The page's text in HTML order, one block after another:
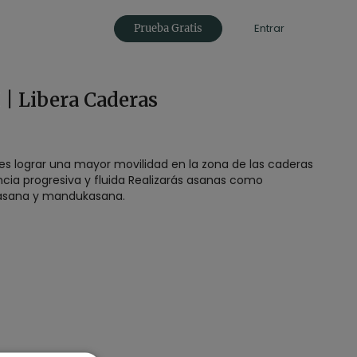
Prueba Gratis Entrar
Libera Caderas
lograr una mayor movilidad en la zona de las caderas
progresiva y fluida Realizarás asanas como
y mandukasana.